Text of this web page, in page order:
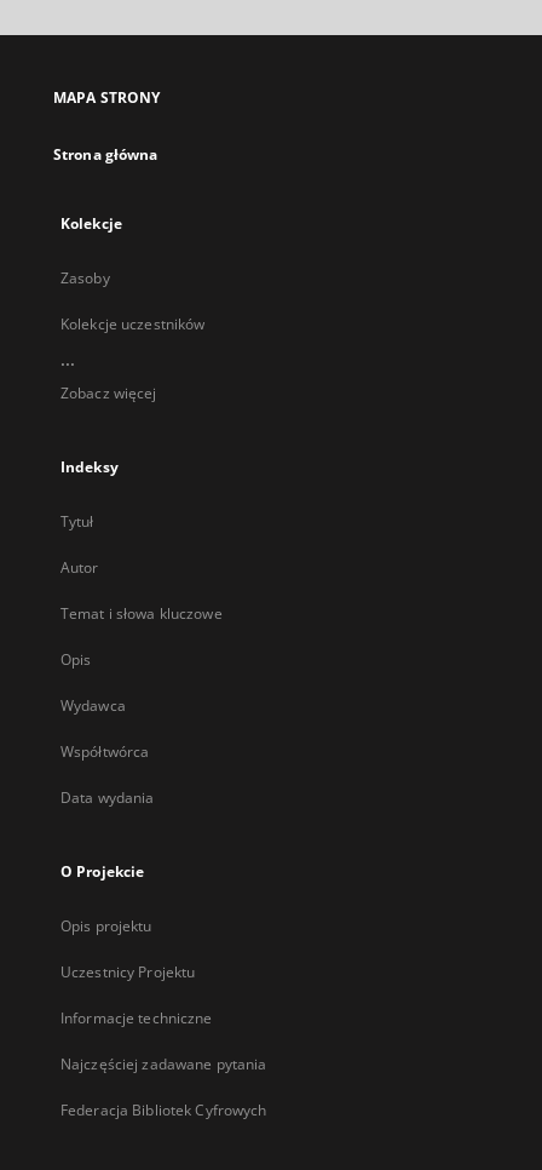
się
karcie
MAPA STRONY
Strona główna
Kolekcje
Zasoby
Kolekcje uczestników
...
Zobacz więcej
Indeksy
Tytuł
Autor
Temat i słowa kluczowe
Opis
Wydawca
Współtwórca
Data wydania
O Projekcie
Opis projektu
Uczestnicy Projektu
Informacje techniczne
Najczęściej zadawane pytania
Federacja Bibliotek Cyfrowych